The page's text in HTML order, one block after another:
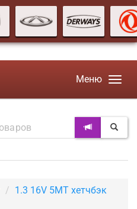
Меню
1.3 16V 5MT хетчбэк